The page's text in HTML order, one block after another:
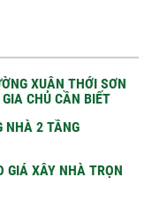
XUÂN THỚI SƠN
CHỦ CẦN BIẾT
NHÀ 2 TẦNG
GIÁ XÂY NHÀ TRỌN